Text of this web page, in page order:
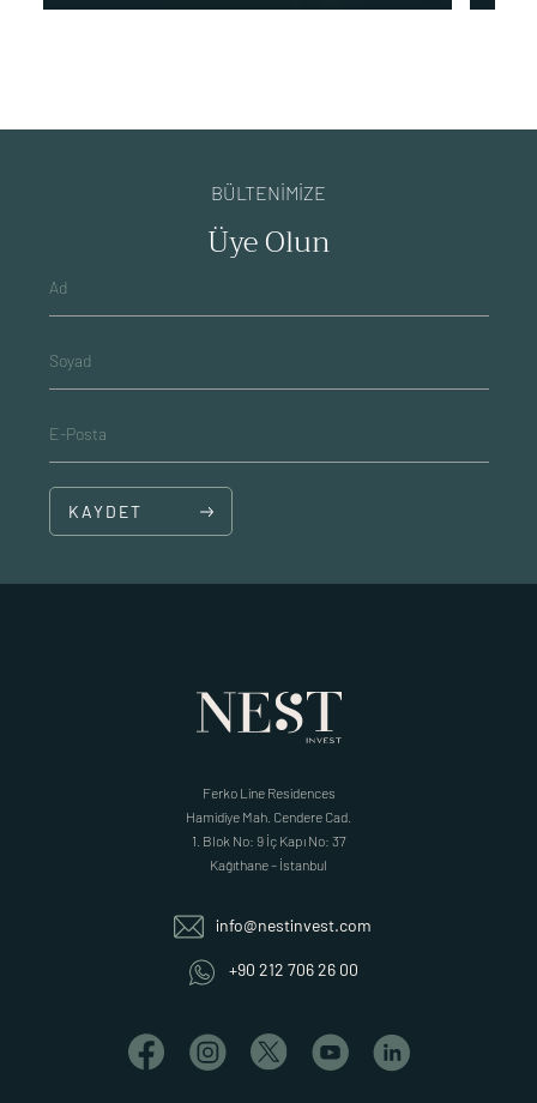
BÜLTENİMİZE
Üye Olun
Ad
Soyad
E-Posta
KAYDET
Ferko Line Residences
Hamidiye Mah. Cendere Cad.
1. Blok No: 9 İç Kapı No: 37
Kağıthane – İstanbul
info@nestinvest.com
+90 212 706 26 00